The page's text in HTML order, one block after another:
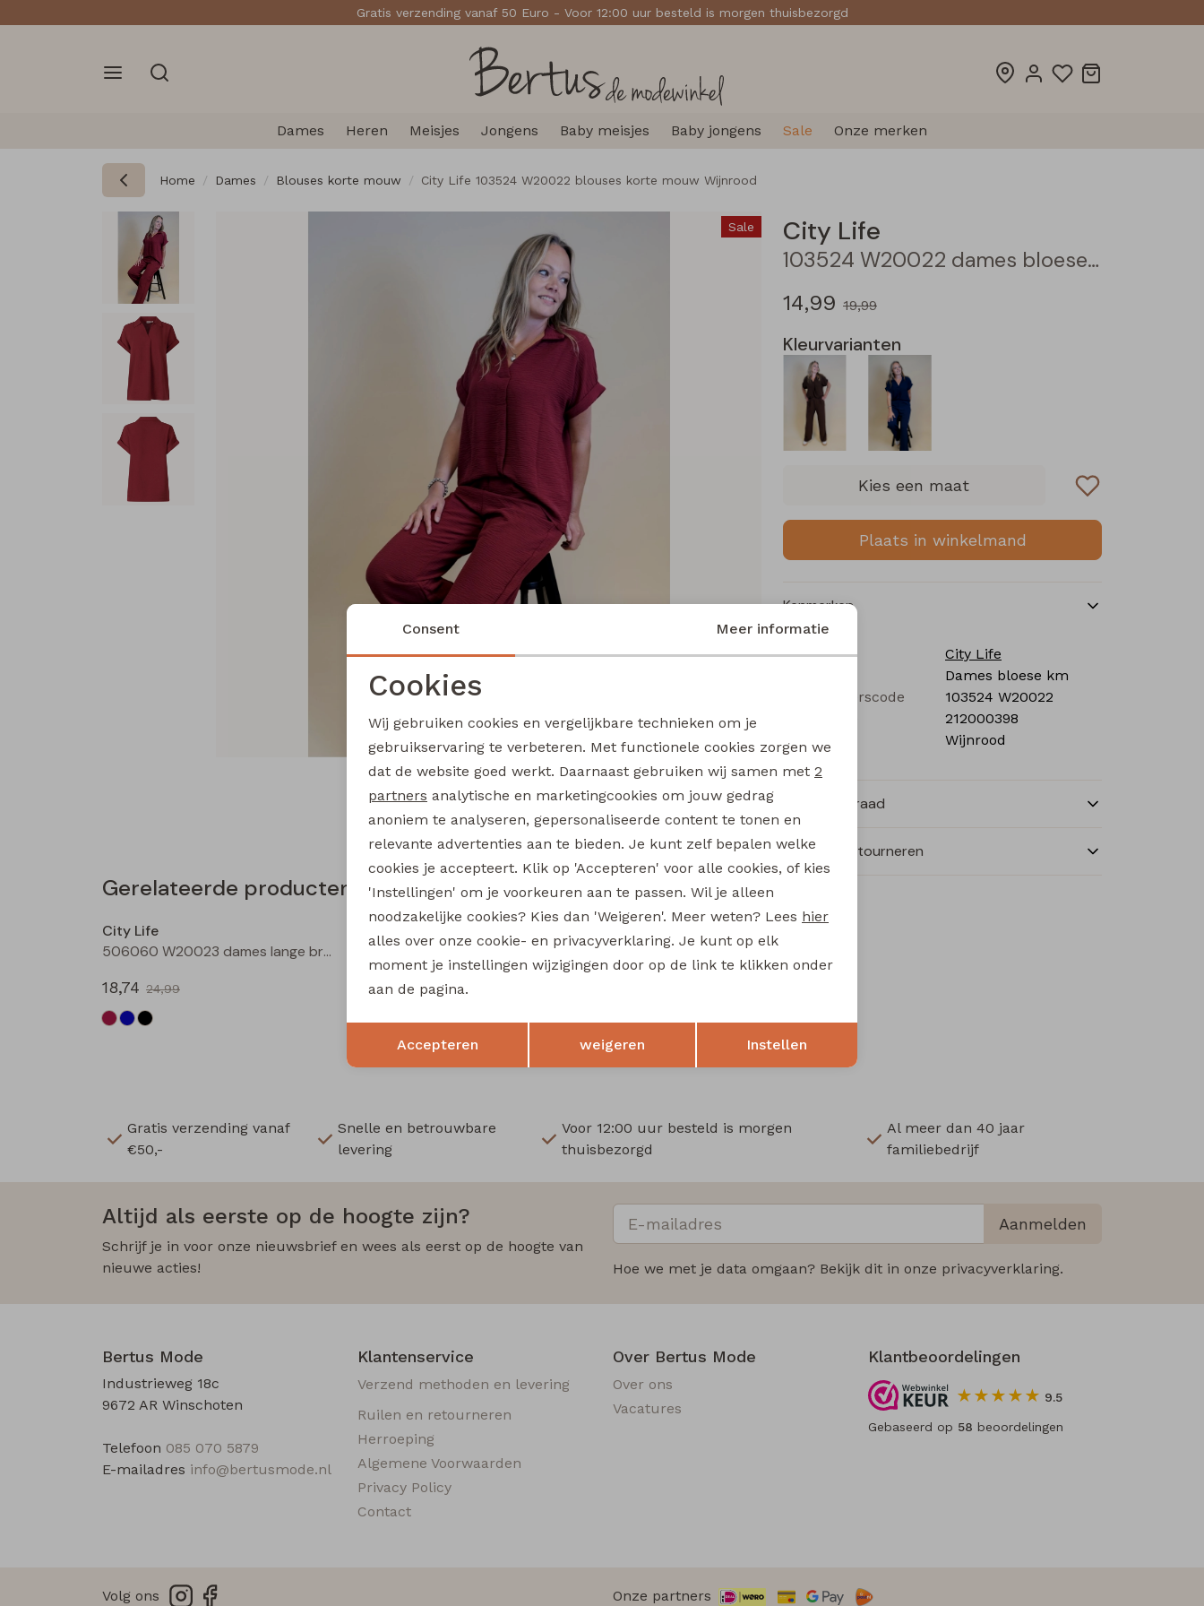
Gratis verzending vanaf 50 Euro - Voor 12:00 uur besteld is morgen thuisbezorgd
Dames Heren Meisjes Jongens Baby meisjes Baby jongens Sale Onze merken
Home Dames Blouses korte mouw City Life 103524 W20022 blouses korte mouw Wijnrood
Sale City Life
103524 W20022 dames bloese km Wijnrood
14,99 19,99
Kleurvarianten
Kies een maat
Plaats in winkelmand
Kenmerken
Merk
City Life
Dames bloese km
Leverancierscode
103524 W20022
212000398
Kleur
Wijnrood
Winkelvoorraad
Ruilen en retourneren
Gerelateerde producten
Sale
City Life
506060 W20023 dames lange broek Wijnrood
18,74 24,99
Gratis verzending vanaf
€50,-
Snelle en betrouwbare
levering
Voor 12:00 uur besteld is morgen
thuisbezorgd
Al meer dan 40 jaar
familiebedrijf
Altijd als eerste op de hoogte zijn?
Schrijf je in voor onze nieuwsbrief en wees als eerst op de hoogte van
nieuwe acties!
Aanmelden
Hoe we met je data omgaan? Bekijk dit in onze privacyverklaring.
Bertus Mode
Industrieweg 18c
9672 AR Winschoten
Telefoon 085 070 5879
E-mailadres info@bertusmode.nl
Klantenservice
Verzend methoden en levering
Ruilen en retourneren
Herroeping
Algemene Voorwaarden
Privacy Policy
Contact
Over Bertus Mode
Over ons
Vacatures
Klantbeoordelingen
9.5
Gebaseerd op 58 beoordelingen
Volg ons Onze partners
Noodzakelijke cookies
Analytische cookies Marketing cookies
Terug Opslaan
Consent Meer informatie
Cookies
Wij gebruiken cookies en vergelijkbare technieken om je
gebruikservaring te verbeteren. Met functionele cookies zorgen we
dat de website goed werkt. Daarnaast gebruiken wij samen met 2
partners analytische en marketingcookies om jouw gedrag
anoniem te analyseren, gepersonaliseerde content te tonen en
relevante advertenties aan te bieden. Je kunt zelf bepalen welke
cookies je accepteert. Klik op 'Accepteren' voor alle cookies, of kies
'Instellingen' om je voorkeuren aan te passen. Wil je alleen
noodzakelijke cookies? Kies dan 'Weigeren'. Meer weten? Lees hier
alles over onze cookie- en privacyverklaring. Je kunt op elk
moment je instellingen wijzigingen door op de link te klikken onder
aan de pagina.
Accepteren weigeren Instellen